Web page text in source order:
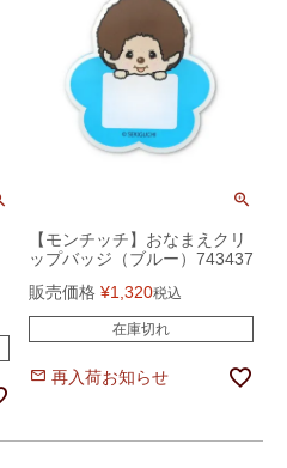
【モンチッチ】おなまえクリ
ップバッジ（ブルー）743437
販売価格 ¥1,320税込
在庫切れ
再入荷お知らせ